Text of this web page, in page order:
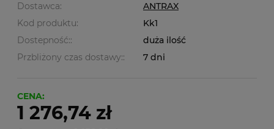
Dostawca:
ANTRAX
Kod produktu:
Kk1
Dostepność::
duża ilość
Przbliżony czas dostawy::
7 dni
CENA:
1 276,74 zł